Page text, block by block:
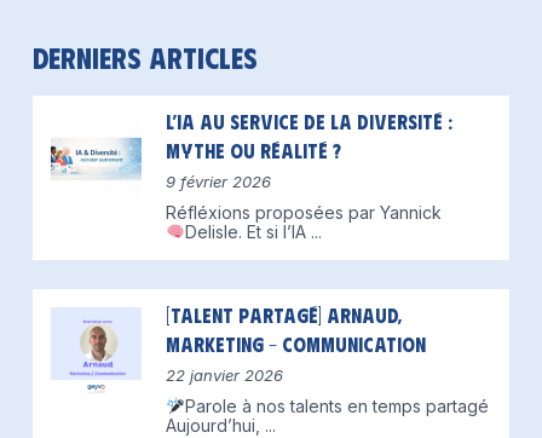
Derniers articles
L’IA au service de la diversité :
mythe ou réalité ?
9 février 2026
Réfléxions proposées par Yannick
Delisle. Et si l’IA ...
[Talent partagé] Arnaud,
Marketing – Communication
22 janvier 2026
Parole à nos talents en temps partagé
Aujourd’hui, ...